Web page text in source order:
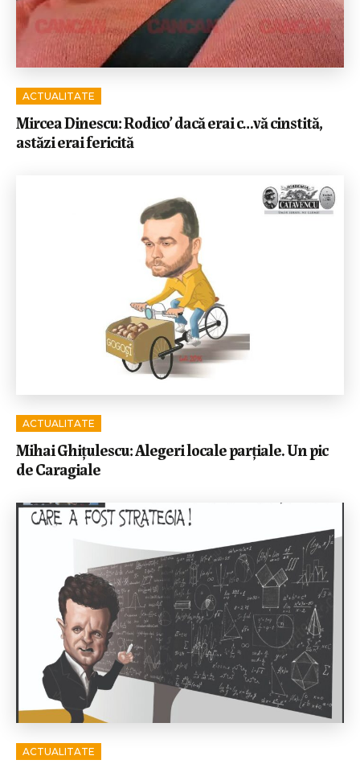
ACTUALITATE
Mircea Dinescu: Rodico’ dacă erai c…vă cinstită,
astăzi erai fericită
ACTUALITATE
Mihai Ghițulescu: Alegeri locale parțiale. Un pic
de Caragiale
ACTUALITATE